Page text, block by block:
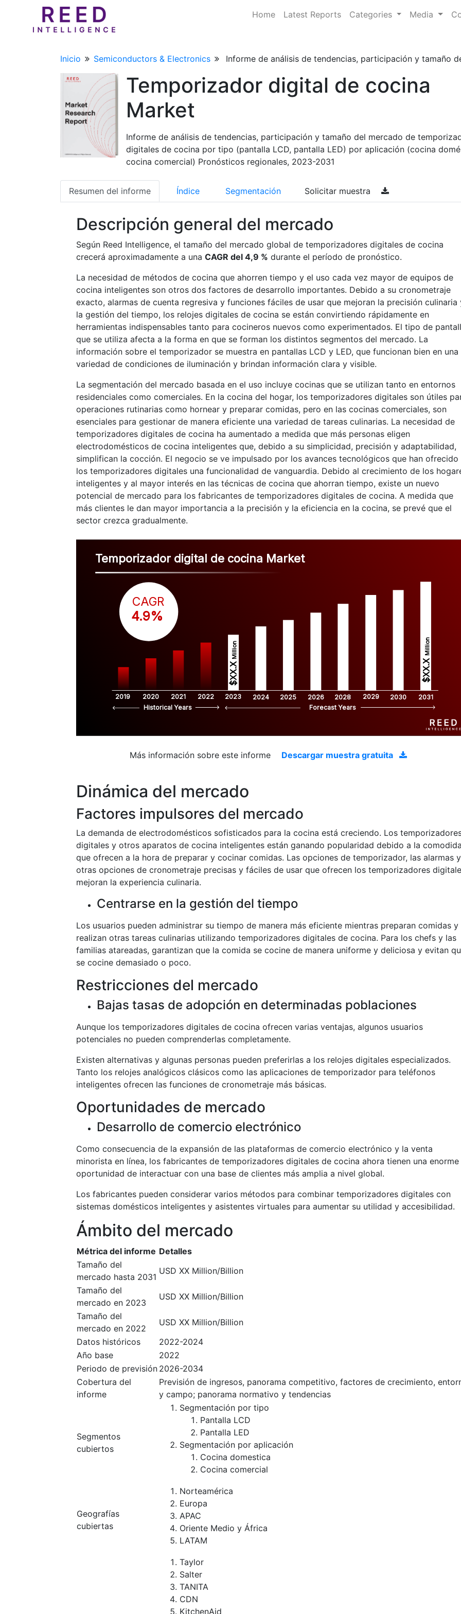
Home Latest Reports Categories Media
Inicio Semiconductors & Electronics Informe de análisis de tendencias, participación y tamaño
Temporizador digital de cocina
Market
Informe de análisis de tendencias, participación y tamaño del mercado de
digitales de cocina por tipo (pantalla LCD, pantalla LED) por aplicación (cocina
cocina comercial) Pronósticos regionales, 2023-2031
Resumen del informe Índice Segmentación Solicitar muestra
Descripción general del mercado
Según Reed Intelligence, el tamaño del mercado global de temporizadores digitales de cocina
crecerá aproximadamente a una CAGR del 4,9 % durante el período de pronóstico.
La necesidad de métodos de cocina que ahorren tiempo y el uso cada vez mayor de equipos de
cocina inteligentes son otros dos factores de desarrollo importantes. Debido a su cronometraje
exacto, alarmas de cuenta regresiva y funciones fáciles de usar que mejoran la precisión culinaria
la gestión del tiempo, los relojes digitales de cocina se están convirtiendo rápidamente en
herramientas indispensables tanto para cocineros nuevos como experimentados. El tipo de
que se utiliza afecta a la forma en que se forman los distintos segmentos del mercado. La
información sobre el temporizador se muestra en pantallas LCD y LED, que funcionan bien en una
variedad de condiciones de iluminación y brindan información clara y visible.
La segmentación del mercado basada en el uso incluye cocinas que se utilizan tanto en entornos
residenciales como comerciales. En la cocina del hogar, los temporizadores digitales son útiles
operaciones rutinarias como hornear y preparar comidas, pero en las cocinas comerciales, son
esenciales para gestionar de manera eficiente una variedad de tareas culinarias. La necesidad de
temporizadores digitales de cocina ha aumentado a medida que más personas eligen
electrodomésticos de cocina inteligentes que, debido a su simplicidad, precisión y adaptabilidad,
simplifican la cocción. El negocio se ve impulsado por los avances tecnológicos que han ofrecido
los temporizadores digitales una funcionalidad de vanguardia. Debido al crecimiento de los
inteligentes y al mayor interés en las técnicas de cocina que ahorran tiempo, existe un nuevo
potencial de mercado para los fabricantes de temporizadores digitales de cocina. A medida que
más clientes le dan mayor importancia a la precisión y la eficiencia en la cocina, se prevé que el
sector crezca gradualmente.
Temporizador digital de cocina Market
2019 2020 2021 2022 2023 2024 2025 2026 2028 2029 2030 2031
$XX.X
Million
$XX.X
Million
CAGR
4.9%
Historical Years Forecast Years
Más información sobre este informe Descargar muestra gratuita
Dinámica del mercado
Factores impulsores del mercado
La demanda de electrodomésticos sofisticados para la cocina está creciendo. Los
digitales y otros aparatos de cocina inteligentes están ganando popularidad debido a la
que ofrecen a la hora de preparar y cocinar comidas. Las opciones de temporizador, las alarmas y
otras opciones de cronometraje precisas y fáciles de usar que ofrecen los temporizadores
mejoran la experiencia culinaria.
Centrarse en la gestión del tiempo
Los usuarios pueden administrar su tiempo de manera más eficiente mientras preparan comidas y
realizan otras tareas culinarias utilizando temporizadores digitales de cocina. Para los chefs y las
familias atareadas, garantizan que la comida se cocine de manera uniforme y deliciosa y evitan
se cocine demasiado o poco.
Restricciones del mercado
Bajas tasas de adopción en determinadas poblaciones
Aunque los temporizadores digitales de cocina ofrecen varias ventajas, algunos usuarios
potenciales no pueden comprenderlas completamente.
Existen alternativas y algunas personas pueden preferirlas a los relojes digitales especializados.
Tanto los relojes analógicos clásicos como las aplicaciones de temporizador para teléfonos
inteligentes ofrecen las funciones de cronometraje más básicas.
Oportunidades de mercado
Desarrollo de comercio electrónico
Como consecuencia de la expansión de las plataformas de comercio electrónico y la venta
minorista en línea, los fabricantes de temporizadores digitales de cocina ahora tienen una enorme
oportunidad de interactuar con una base de clientes más amplia a nivel global.
Los fabricantes pueden considerar varios métodos para combinar temporizadores digitales con
sistemas domésticos inteligentes y asistentes virtuales para aumentar su utilidad y accesibilidad.
Ámbito del mercado
Métrica del informe Detalles
Tamaño del
mercado hasta 2031
USD XX Million/Billion
Tamaño del
mercado en 2023
USD XX Million/Billion
Tamaño del
mercado en 2022
USD XX Million/Billion
Datos históricos
2022-2024
Año base
2022
Periodo de previsión 2026-2034
Cobertura del
informe
Previsión de ingresos, panorama competitivo, factores de crecimiento,
y campo; panorama normativo y tendencias
Segmentos
cubiertos
Segmentación por tipo
Pantalla LCD
Pantalla LED
Segmentación por aplicación
Cocina domestica
Cocina comercial
Geografías
cubiertas
Norteamérica
Europa
APAC
Oriente Medio y África
LATAM
Taylor
Salter
TANITA
CDN
KitchenAid